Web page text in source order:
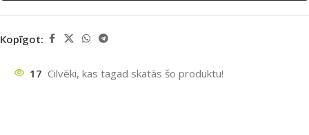
Kopīgot:
17 Cilvēki, kas tagad skatās šo produktu!